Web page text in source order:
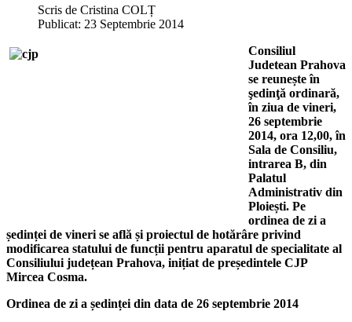
Scris de Cristina COLȚ
Publicat: 23 Septembrie 2014
Consiliul
Judetean Prahova
se reunește în
şedinţă ordinară,
în ziua de vineri,
26 septembrie
2014, ora 12,00, în
Sala de Consiliu,
intrarea B, din
Palatul
Administrativ din
Ploiești. Pe
ordinea de zi a
ședinței de vineri se află și proiectul de hotărâre privind
modificarea statului de funcții pentru aparatul de specialitate al
Consiliului județean Prahova, inițiat de președintele CJP
Mircea Cosma.
Ordinea de zi a ședinței din data de 26 septembrie 2014